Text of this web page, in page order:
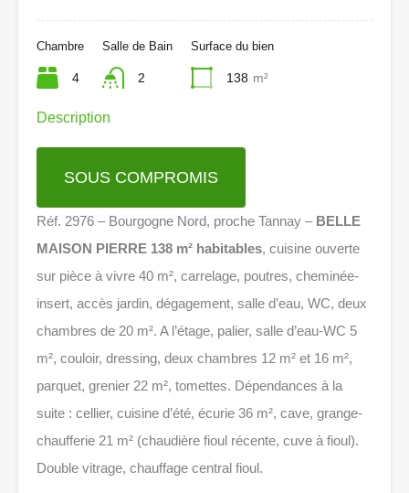
Chambre
4
Salle de Bain
2
Surface du bien
138 m²
Description
SOUS COMPROMIS
Réf. 2976 – Bourgogne Nord, proche Tannay – BELLE
MAISON PIERRE 138 m² habitables, cuisine ouverte
sur pièce à vivre 40 m², carrelage, poutres, cheminée-
insert, accès jardin, dégagement, salle d’eau, WC, deux
chambres de 20 m². A l’étage, palier, salle d’eau-WC 5
m², couloir, dressing, deux chambres 12 m² et 16 m²,
parquet, grenier 22 m², tomettes. Dépendances à la
suite : cellier, cuisine d’été, écurie 36 m², cave, grange-
chaufferie 21 m² (chaudière fioul récente, cuve à fioul).
Double vitrage, chauffage central fioul.